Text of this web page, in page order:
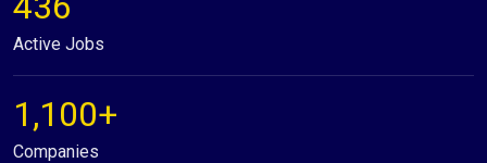
Active Jobs
1,100+
Companies